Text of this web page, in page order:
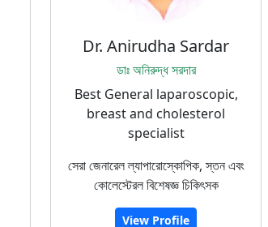
Dr. Anirudha Sardar
ডাঃ অনিরুদ্ধ সরদার
Best General laparoscopic,
breast and cholesterol
specialist
সেরা জেনারেল ল্যাপারোস্কোপিক, স্তন এবং
কোলেস্টেরল বিশেষজ্ঞ চিকিৎসক
View Profile